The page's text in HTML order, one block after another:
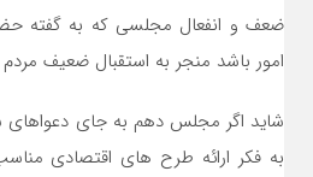
ضعف و انفعال مجلسی که به گفته
امور باشد منجر به استقبال ضعیف
شاید اگر مجلس دهم به جای
به فکر ارائه طرح های اقتصادی